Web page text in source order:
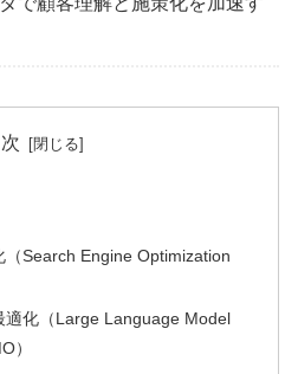
（Search Engine Optimization
適化（Large Language Model
）